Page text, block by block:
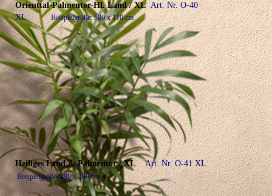
Orienttal-Palmentor-Hl. Land / XL Art. Nr. O-40
XL
Beispielgröße: 500 x 110 cm
Heiliges Land & Palmentor / XL Art. Nr. O-41 XL
Beispielgröße: 480 x 100 cm